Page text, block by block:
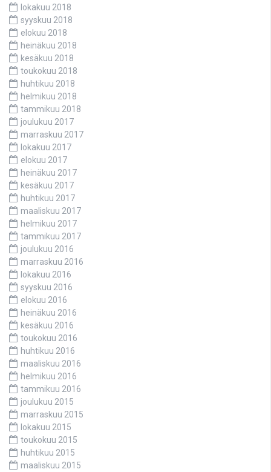
lokakuu 2018
syyskuu 2018
elokuu 2018
heinäkuu 2018
kesäkuu 2018
toukokuu 2018
huhtikuu 2018
helmikuu 2018
tammikuu 2018
joulukuu 2017
marraskuu 2017
lokakuu 2017
elokuu 2017
heinäkuu 2017
kesäkuu 2017
huhtikuu 2017
maaliskuu 2017
helmikuu 2017
tammikuu 2017
joulukuu 2016
marraskuu 2016
lokakuu 2016
syyskuu 2016
elokuu 2016
heinäkuu 2016
kesäkuu 2016
toukokuu 2016
huhtikuu 2016
maaliskuu 2016
helmikuu 2016
tammikuu 2016
joulukuu 2015
marraskuu 2015
lokakuu 2015
toukokuu 2015
huhtikuu 2015
maaliskuu 2015